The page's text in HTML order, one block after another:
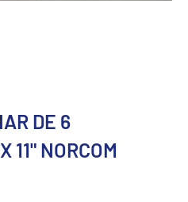
DE 6
11" NORCOM